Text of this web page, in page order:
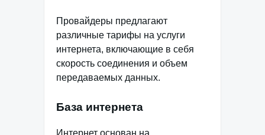
Провайдеры предлагают
различные тарифы на услуги
интернета, включающие в себя
скорость соединения и объем
передаваемых данных.
База интернета